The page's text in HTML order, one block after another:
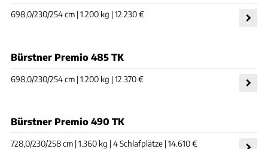
698,0/230/254 cm | 1.200 kg | 12.230 €
Bürstner Premio 485 TK
698,0/230/254 cm | 1.200 kg | 12.370 €
Bürstner Premio 490 TK
728,0/230/258 cm | 1.360 kg | 4 Schlafplätze | 14.610 €